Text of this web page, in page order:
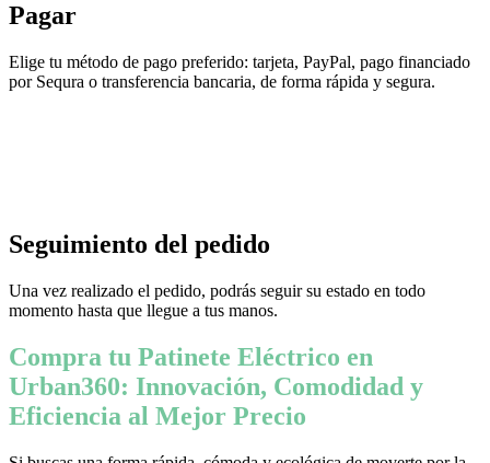
Pagar
Elige tu método de pago preferido: tarjeta, PayPal, pago financiado
por Sequra o transferencia bancaria, de forma rápida y segura.
Seguimiento del pedido
Una vez realizado el pedido, podrás seguir su estado en todo
momento hasta que llegue a tus manos.
Compra tu Patinete Eléctrico en
Urban360: Innovación, Comodidad y
Eficiencia al Mejor Precio